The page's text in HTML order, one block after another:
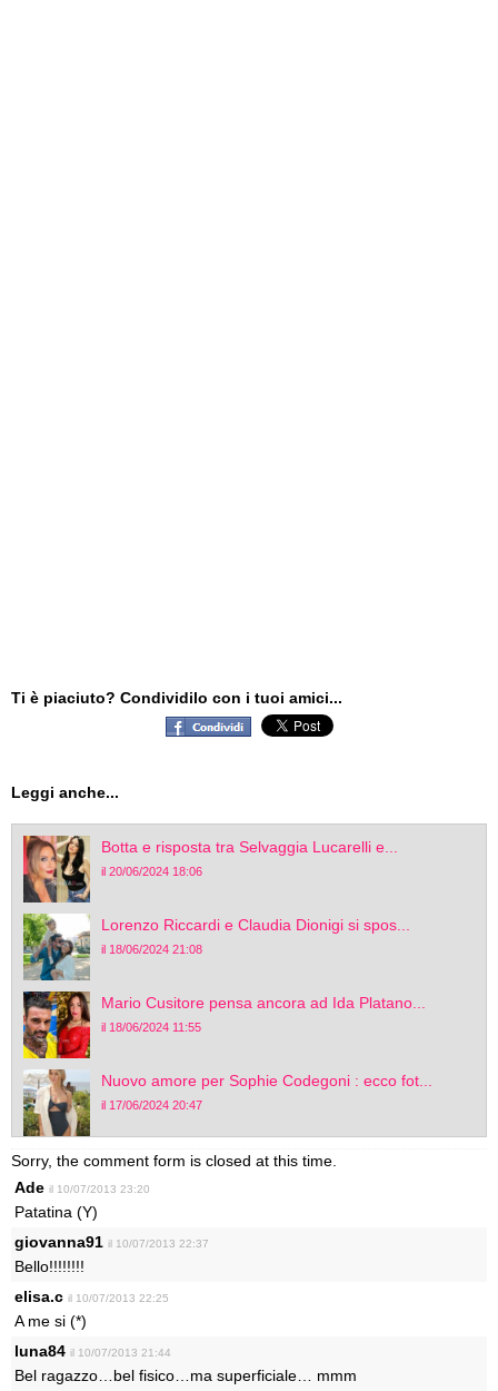
Ti è piaciuto? Condividilo con i tuoi amici...
Leggi anche...
Botta e risposta tra Selvaggia Lucarelli e...
il 20/06/2024 18:06
Lorenzo Riccardi e Claudia Dionigi si spos...
il 18/06/2024 21:08
Mario Cusitore pensa ancora ad Ida Platano...
il 18/06/2024 11:55
Nuovo amore per Sophie Codegoni : ecco fot...
il 17/06/2024 20:47
Sorry, the comment form is closed at this time.
Ade il 10/07/2013 23:20
Patatina (Y)
giovanna91 il 10/07/2013 22:37
Bello!!!!!!!!
elisa.c il 10/07/2013 22:25
A me si (*)
luna84 il 10/07/2013 21:44
Bel ragazzo…bel fisico…ma superficiale… mmm